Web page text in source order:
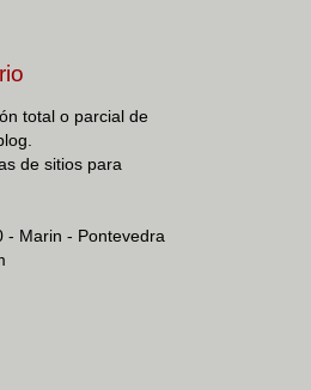
total o parcial de
de sitios para
- Marin - Pontevedra